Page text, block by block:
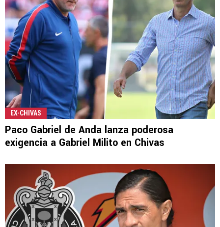
EX-CHIVAS
Paco Gabriel de Anda lanza poderosa
exigencia a Gabriel Milito en Chivas